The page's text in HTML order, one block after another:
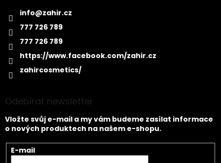
info@zahir.cz
777 726 789
777 726 789
https://www.facebook.com/zahir.cz
zahircosmetics/
Odebírat newsletter
Vložte svůj e-mail a my vám budeme zasílat informace
o nových produktech na našem e-shopu.
E-mail